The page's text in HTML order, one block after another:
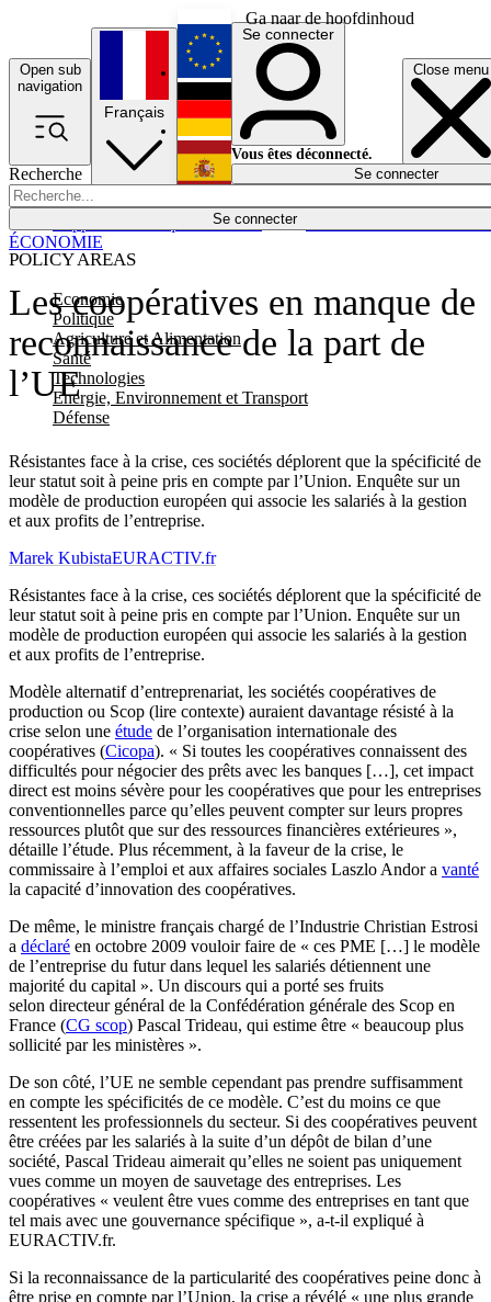
Ga naar de hoofdinhoud
Open sub
navigation
Close menu
Recherche
Se connecter
POLICY AREAS
Economie
Politique
Agriculture et Alimentation
Santé
Technologies
Energie, Environnement et Transport
Défense
Économie
Français
English
Deutsch
Español
Se connecter
Vous êtes déconnecté.
Se connecter
Les coopératives en manque de
reconnaissance de la part de
l’UE
Résistantes face à la crise, ces sociétés déplorent que la spécificité de
leur statut soit à peine pris en compte par l’Union. Enquête sur un
modèle de production européen qui associe les salariés à la gestion
et aux profits de l’entreprise.
ÉCONOMIE
Marek KubistaEURACTIV.fr
Résistantes face à la crise, ces sociétés déplorent que la spécificité de
leur statut soit à peine pris en compte par l’Union. Enquête sur un
modèle de production européen qui associe les salariés à la gestion
et aux profits de l’entreprise.
Modèle alternatif d’entreprenariat, les sociétés coopératives de
production ou Scop (lire contexte) auraient davantage résisté à la
crise selon une étude de l’organisation internationale des
coopératives (Cicopa). « Si toutes les coopératives connaissent des
difficultés pour négocier des prêts avec les banques […], cet impact
direct est moins sévère pour les coopératives que pour les entreprises
conventionnelles parce qu’elles peuvent compter sur leurs propres
ressources plutôt que sur des ressources financières extérieures »,
détaille l’étude. Plus récemment, à la faveur de la crise, le
commissaire à l’emploi et aux affaires sociales Laszlo Andor a vanté
la capacité d’innovation des coopératives.
De même, le ministre français chargé de l’Industrie Christian Estrosi
a déclaré en octobre 2009 vouloir faire de « ces PME […] le modèle
de l’entreprise du futur dans lequel les salariés détiennent une
majorité du capital ». Un discours qui a porté ses fruits
selon directeur général de la Confédération générale des Scop en
France (CG scop) Pascal Trideau, qui estime être « beaucoup plus
sollicité par les ministères ».
De son côté, l’UE ne semble cependant pas prendre suffisamment
en compte les spécificités de ce modèle. C’est du moins ce que
ressentent les professionnels du secteur. Si des coopératives peuvent
être créées par les salariés à la suite d’un dépôt de bilan d’une
société, Pascal Trideau aimerait qu’elles ne soient pas uniquement
vues comme un moyen de sauvetage des entreprises. Les
coopératives « veulent être vues comme des entreprises en tant que
tel mais avec une gouvernance spécifique », a-t-il expliqué à
EURACTIV.fr.
Si la reconnaissance de la particularité des coopératives peine donc à
être prise en compte par l’Union, la crise a révélé « une plus grande